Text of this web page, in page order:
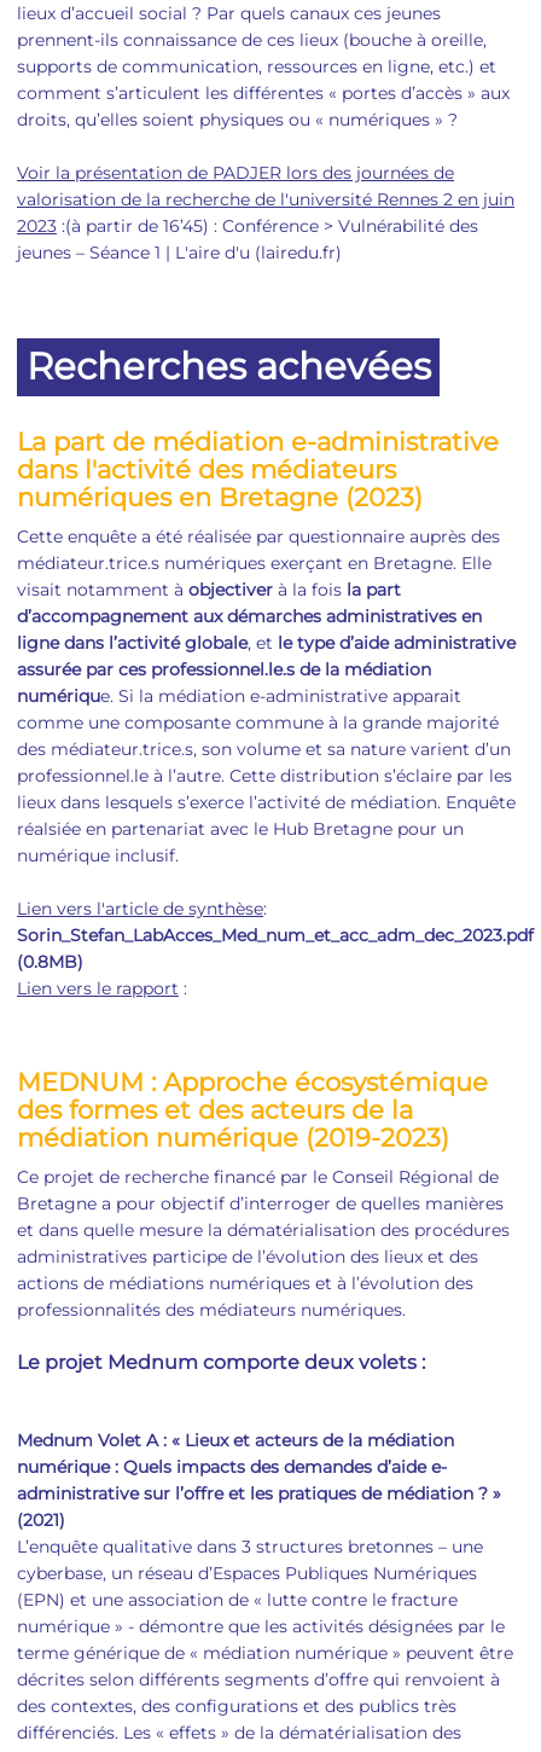
lieux d’accueil social ? Par quels canaux ces jeunes
prennent-ils connaissance de ces lieux (bouche à oreille,
supports de communication, ressources en ligne, etc.) et
comment s’articulent les différentes « portes d’accès » aux
droits, qu’elles soient physiques ou « numériques » ?
Voir la présentation de PADJER lors des journées de
valorisation de la recherche de l'université Rennes 2 en juin
2023 :(à partir de 16’45) : Conférence > Vulnérabilité des
jeunes – Séance 1 | L'aire d'u (lairedu.fr)
Recherches achevées
La part de médiation e-administrative
dans l'activité des médiateurs
numériques en Bretagne (2023)
Cette enquête a été réalisée par questionnaire auprès des
médiateur.trice.s numériques exerçant en Bretagne. Elle
visait notamment à objectiver à la fois la part
d’accompagnement aux démarches administratives en
ligne dans l’activité globale, et le type d’aide administrative
assurée par ces professionnel.le.s de la médiation
numérique. Si la médiation e-administrative apparait
comme une composante commune à la grande majorité
des médiateur.trice.s, son volume et sa nature varient d’un
professionnel.le à l’autre. Cette distribution s’éclaire par les
lieux dans lesquels s’exerce l’activité de médiation. Enquête
réalsiée en partenariat avec le Hub Bretagne pour un
numérique inclusif.
Lien vers l'article de synthèse:
Sorin_Stefan_LabAcces_Med_num_et_acc_adm_dec_2023.pdf
(0.8MB)
Lien vers le rapport :
MEDNUM : Approche écosystémique
des formes et des acteurs de la
médiation numérique (2019-2023)
Ce projet de recherche financé par le Conseil Régional de
Bretagne a pour objectif d’interroger de quelles manières
et dans quelle mesure la dématérialisation des procédures
administratives participe de l’évolution des lieux et des
actions de médiations numériques et à l’évolution des
professionnalités des médiateurs numériques.
Le projet Mednum comporte deux volets :
Mednum Volet A : « Lieux et acteurs de la médiation
numérique : Quels impacts des demandes d’aide e-
administrative sur l’offre et les pratiques de médiation ? »
(2021)
L’enquête qualitative dans 3 structures bretonnes – une
cyberbase, un réseau d’Espaces Publiques Numériques
(EPN) et une association de « lutte contre le fracture
numérique » - démontre que les activités désignées par le
terme générique de « médiation numérique » peuvent être
décrites selon différents segments d’offre qui renvoient à
des contextes, des configurations et des publics très
différenciés. Les « effets » de la dématérialisation des